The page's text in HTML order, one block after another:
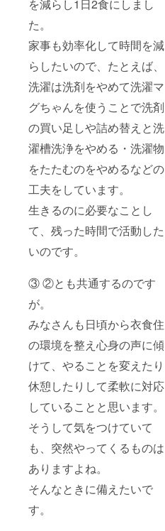
を減らし1日2食にしまし
た。
家事も効率化して時間を減
らしたいので、たとえば、
洗濯は洗剤をやめて洗濯マ
グちゃんを使うことで洗剤
の買い足しや詰め替えと洗
濯槽洗浄をやめる・洗濯物
をたたむのをやめるなどの
工夫をしています。
生きるのに必要なことし
て、残った時間で活動した
いのです。
③ ②とも共通するのです
が。
みなさんも日頃から衣食住
の環境を整え心身の声に傾
けて、やることを変えたり
休憩したりして柔軟に対応
していることと思います。
そうして気をつけていて
も、突然やってくるものは
ありますよね。
そんなときに備えたいで
す。